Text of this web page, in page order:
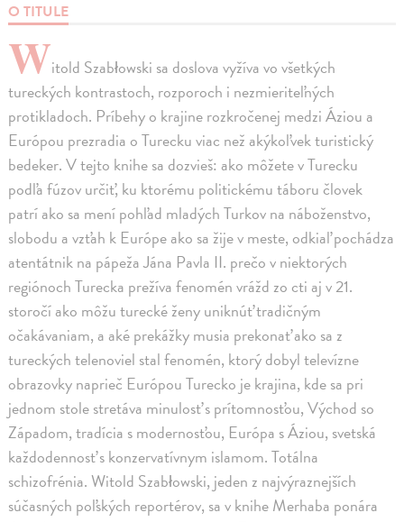
O TITULE
Witold Szabłowski sa doslova vyžíva vo všetkých
tureckých kontrastoch, rozporoch i nezmieriteľných
protikladoch. Príbehy o krajine rozkročenej medzi Áziou a
Európou prezradia o Turecku viac než akýkoľvek turistický
bedeker. V tejto knihe sa dozvieš: ako môžete v Turecku
podľa fúzov určiť, ku ktorému politickému táboru človek
patrí ako sa mení pohľad mladých Turkov na náboženstvo,
slobodu a vzťah k Európe ako sa žije v meste, odkiaľ pochádza
atentátnik na pápeža Jána Pavla II. prečo v niektorých
regiónoch Turecka prežíva fenomén vrážd zo cti aj v 21.
storočí ako môžu turecké ženy uniknúť tradičným
očakávaniam, a aké prekážky musia prekonať ako sa z
tureckých telenoviel stal fenomén, ktorý dobyl televízne
obrazovky naprieč Európou Turecko je krajina, kde sa pri
jednom stole stretáva minulosť s prítomnosťou, Východ so
Západom, tradícia s modernosťou, Európa s Áziou, svetská
každodennosť s konzervatívnym islamom. Totálna
schizofrénia. Witold Szabłowski, jeden z najvýraznejších
súčasných poľských reportérov, sa v knihe Merhaba ponára